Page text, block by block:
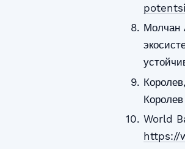
Молчан
World
https://